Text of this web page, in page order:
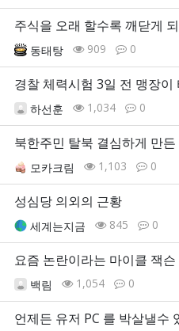
주식을 오래 할수록 깨닫게
동태탕 909 0
경찰 체력시험 3일 전 맹장이
하선훈 1,034 0
북한주민 탈북 결심하게 만든
모카크림 1,103 0
성심당 의외의 근황
세계는지금 845 0
요즘 논란이라는 마이클 잭슨
백림 1,054 0
언제든 유저 PC 를 박살낼수